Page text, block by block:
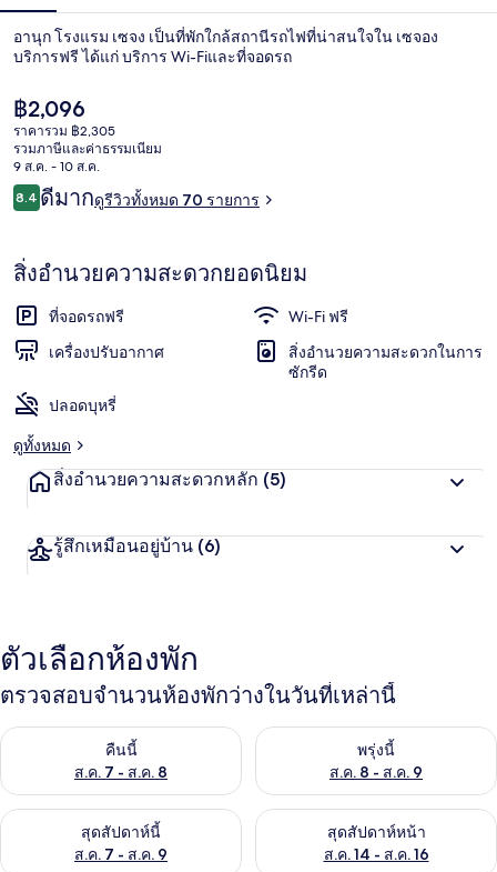
อานุก โรงแรม เซจง เป็นที่พักใกล้สถานีรถไฟที่น่าสนใจใน เซจอง
บริการฟรี ได้แก่ บริการ Wi-Fiและที่จอดรถ
ราคา
ปัจจุบัน
฿2,096
฿2,096
ราคารวม ฿2,305
รวมภาษีและค่าธรรมเนียม
9 ส.ค. - 10 ส.ค.
รีวิว
8.48.4 จาก 10
ดีมากดูรีวิวทั้งหมด 70 รายการ
สิ่งอำนวยความสะดวกยอดนิยม
ที่จอดรถฟรี
Wi-Fi ฟรี
เครื่องปรับอากาศ
สิ่งอำนวยความสะดวกในการ
ซักรีด
ปลอดบุหรี่
ดูทั้งหมด
สิ่งอำนวยความสะดวกหลัก (5)
รู้สึกเหมือนอยู่บ้าน (6)
ตัวเลือกห้องพัก
ตรวจสอบจำนวนห้องพักว่างในวันที่เหล่านี้
คืนนี้
ส.ค. 7 - ส.ค. 8
ตรวจสอบจำนวนห้องพักว่างในคืนนี้ ส.ค. 7 - ส.ค. 8พรุ่งนี้
ส.ค. 8 - ส.ค. 9
ตรวจสอบจำนวนห้องพักว่างใน
สุดสัปดาห์นี้
ส.ค. 7 - ส.ค. 9
ตรวจสอบจำนวนห้องพักว่างในสุดสัปดาห์นี้ ส.ค. 7 - ส.ค. 9
สุดสัปดาห์หน้า
ส.ค. 14 - ส.ค. 16
ตรวจสอบจำนวนห้องพักว่างใน